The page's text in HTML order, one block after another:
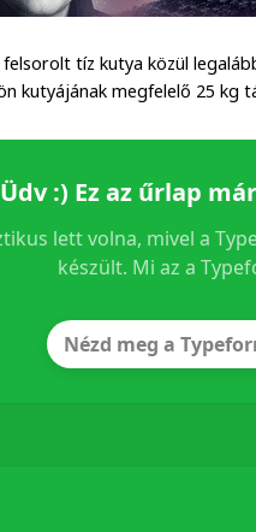
felsorolt tíz kutya közül
kutyájának megfelelő 25 kg